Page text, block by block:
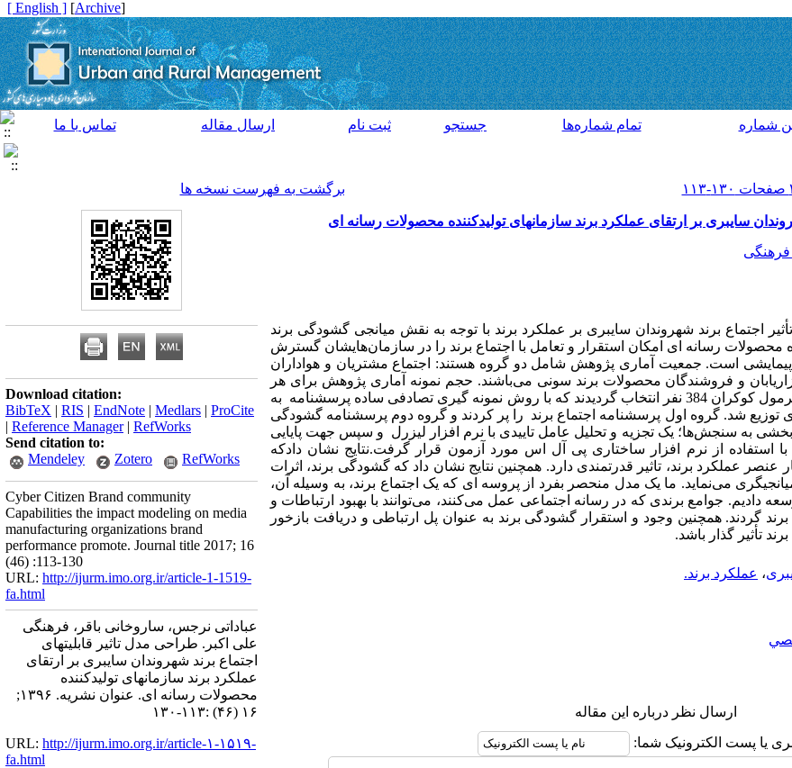
[
Archive
]
[ English ]
شماره تمام شماره‌ها جستجو ثبت نام ارسال مقاله تماس با ما
برگشت به فهرست نسخه ها
سایبری بر ارتقای عملکرد برند سازمانهای تولیدکننده محصولات رسانه ای
فرهنگی
اجتماع برند شهروندان سایبری بر عملکرد برند با توجه به نقش میانجی گشودگی برند
محصولات رسانه ای امکان استقرار و تعامل با اجتماع برند را در سازمان‌هایشان گسترش
پیمایشی است. جمعیت آماری پژوهش شامل دو گروه هستند: اجتماع مشتریان و هواداران
و فروشندگان محصولات برند سونی می‌باشند. حجم نمونه آماری پژوهش برای هر
دو گروه به دلیل نبود آمار دقیق با توجه به فرمول کوکران 384 نفر انتخاب گردیدند که با روش نمونه گیری تصادفی ساده پرسشنامه به
شد. گروه اول پرسشنامه اجتماع برند را پر کردند و گروه دوم پرسشنامه گشودگی
بخشی به سنجش‌ها؛ یک تجزیه و تحلیل عامل تاییدی با نرم افزار لیزرل و سپس جهت پایایی
با استفاده از نرم افزار ساختاری پی آل اس مورد آزمون قرار گرفت.نتایج نشان دادکه
عنصر عملکرد برند، تاثیر قدرتمندی دارد. همچنین نتایج نشان داد که گشودگی برند، اثرات
می‌نماید. ما یک مدل منحصر بفرد از پروسه ای که یک اجتماع برند، به وسیله آن،
دادیم. جوامع برندی که در رسانه اجتماعی عمل می‌کنند، می‌توانند با بهبود ارتباطات و
گردند. همچنین وجود و استقرار گشودگی برند به عنوان پل ارتباطی و دریافت بازخور
تأثیر گذار باشد.
، عملکرد برند.
ارسال نظر درباره این مقاله
یا پست الکترونیک شما:
Download citation:
BibTeX | RIS | EndNote | Medlars | ProCite
| Reference Manager| RefWorks
Send citation to:
Mendeley
Zotero RefWorks
Cyber Citizen Brand community
Capabilities the impact modeling on media
manufacturing organizations brand
performance promote. Journal title 2017; 16
(46) :113-130
URL: http://ijurm.imo.org.ir/article-1-1519-
fa.html
عباداتی نرجس، ساروخانی باقر، فرهنگی
علی اکبر. طراحی مدل تاثیر قابلیتهای
اجتماع برند شهروندان سایبری بر ارتقای
عملکرد برند سازمانهای تولیدکننده
محصولات رسانه ای. عنوان نشریه. ۱۳۹۶;
۱۶ (۴۶) :۱۱۳-۱۳۰
URL: http://ijurm.imo.org.ir/article-۱-۱۵۱۹-
fa.html